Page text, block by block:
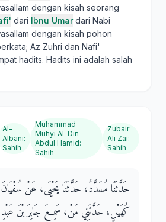
dengan kisah seorang
dari Ibnu Umardari Nabi
dengan kisah pohon
Az Zuhri dan Nafi'
hadits. Hadits ini adalah salah
Al-
Albani:
Sahih
Muhammad
Muhyi Al-Din
Abdul Hamid:
Sahih
Zubair
Ali Zai:
Sahih
حَدَّثَنَا مُسَدَّدٌ، حَدَّثَنَا يَحْيَى، عَنْ
كُهَيْلٍ، حَدَّثَنِي مَنْ، سَمِعَ جَابِرَ بْنَ عَبْدِ